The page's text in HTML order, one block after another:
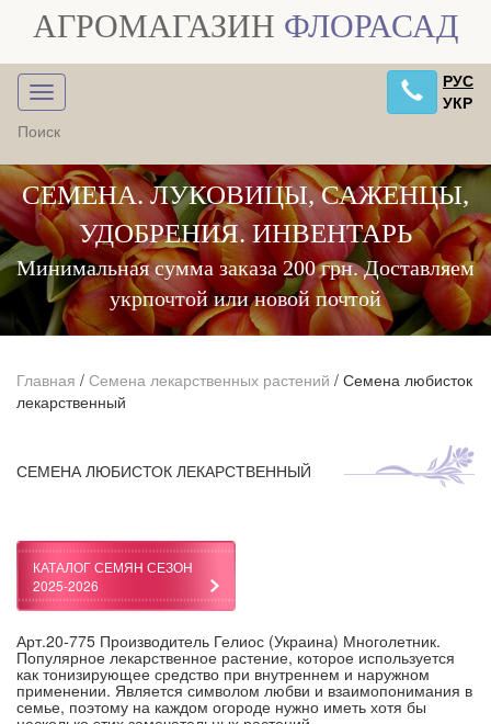
АГРОМАГАЗИН ФЛОРАСАД
РУС
УКР
СЕМЕНА. ЛУКОВИЦЫ, САЖЕНЦЫ,
УДОБРЕНИЯ. ИНВЕНТАРЬ
Минимальная сумма заказа 200 грн. Доставляем
укрпочтой или новой почтой
Главная / Семена лекарственных растений / Семена любисток
лекарственный
СЕМЕНА ЛЮБИСТОК ЛЕКАРСТВЕННЫЙ
КАТАЛОГ СЕМЯН СЕЗОН
2025-2026
Арт.20-775 Производитель Гелиос (Украина) Многолетник.
Популярное лекарственное растение, которое используется
как тонизирующее средство при внутреннем и наружном
применении. Является символом любви и взаимопонимания в
семье, поэтому на каждом огороде нужно иметь хотя бы